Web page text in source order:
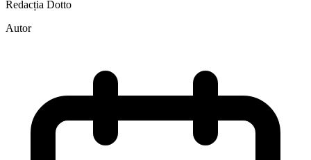
Redacția Dotto
Autor